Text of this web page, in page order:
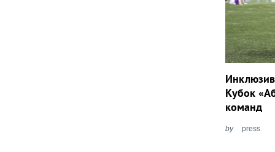
Кубок
команд
by press